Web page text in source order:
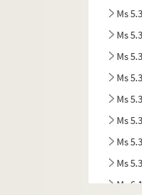
Ms
Ms
Ms
Ms
Ms
Ms
Ms
Ms
Ms